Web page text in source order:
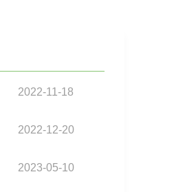
2022-11-18
2022-12-20
2023-05-10